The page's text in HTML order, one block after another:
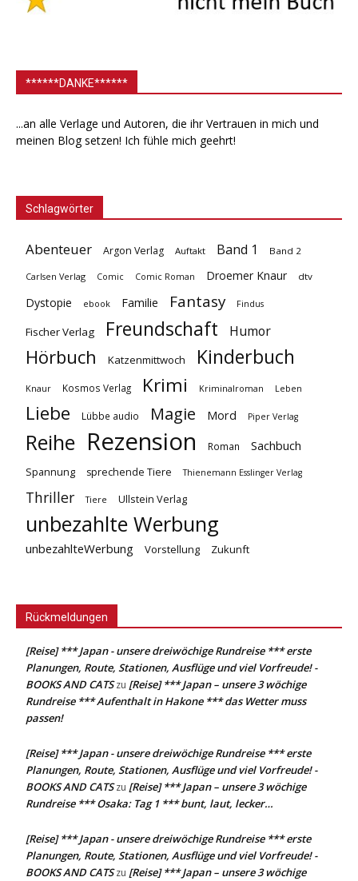
******DANKE******
...an alle Verlage und Autoren, die ihr Vertrauen in mich und
meinen Blog setzen! Ich fühle mich geehrt!
Schlagwörter
Abenteuer Argon Verlag Auftakt Band 1 Band 2
Carlsen Verlag Comic Comic Roman Droemer Knaur dtv
Dystopie ebook Familie Fantasy Findus
Fischer Verlag Freundschaft Humor
Hörbuch Katzenmittwoch Kinderbuch
Knaur Kosmos Verlag Krimi Kriminalroman Leben
Liebe Lübbe audio Magie Mord Piper Verlag
Reihe Rezension Roman Sachbuch
Spannung sprechende Tiere Thienemann Esslinger Verlag
Thriller Tiere Ullstein Verlag
unbezahlte Werbung
unbezahlteWerbung Vorstellung Zukunft
Rückmeldungen
[Reise] *** Japan - unsere dreiwöchige Rundreise *** erste
Planungen, Route, Stationen, Ausflüge und viel Vorfreude! -
BOOKS AND CATSzu [Reise] *** Japan – unsere 3 wöchige
Rundreise *** Aufenthalt in Hakone *** das Wetter muss
passen!
[Reise] *** Japan - unsere dreiwöchige Rundreise *** erste
Planungen, Route, Stationen, Ausflüge und viel Vorfreude! -
BOOKS AND CATSzu [Reise] *** Japan – unsere 3 wöchige
Rundreise *** Osaka: Tag 1 *** bunt, laut, lecker…
[Reise] *** Japan - unsere dreiwöchige Rundreise *** erste
Planungen, Route, Stationen, Ausflüge und viel Vorfreude! -
BOOKS AND CATSzu [Reise] *** Japan – unsere 3 wöchige